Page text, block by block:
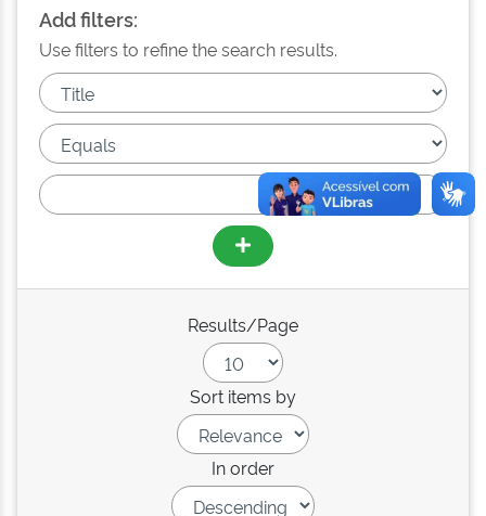
Add filters:
Use filters to refine the search results.
Results/Page
Sort items by
In order